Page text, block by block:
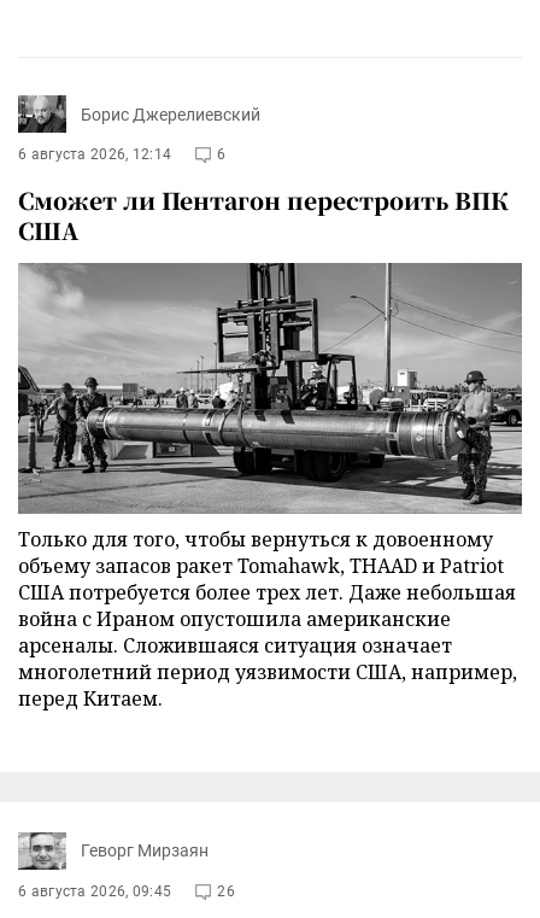
Борис Джерелиевский
6 августа 2026, 12:14 6
Сможет ли Пентагон перестроить ВПК
США
Только для того, чтобы вернуться к довоенному
объему запасов ракет Tomahawk, THAAD и Patriot
США потребуется более трех лет. Даже небольшая
война с Ираном опустошила американские
арсеналы. Сложившаяся ситуация означает
многолетний период уязвимости США, например,
перед Китаем.
Геворг Мирзаян
6 августа 2026, 09:45 26